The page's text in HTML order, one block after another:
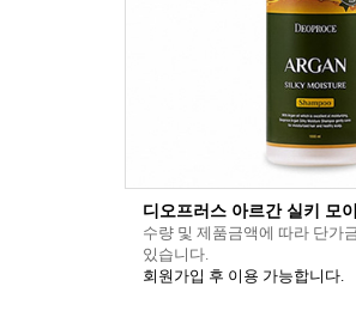
디오프러스 아르간 실키 모
수량 및 제품금액에 따라 단가
있습니다.
회원가입 후 이용 가능합니다.